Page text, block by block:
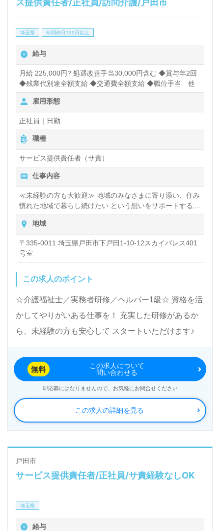
ス提供責任者/正社員/訪問介護/戸田市
埼玉県 年間休日120日以上
給与
月給 225,000円? 処遇改善手当30,000円含む ◆賞与年2回
◆残業代別途全額支給 ◆交通費全額支給 ◆職位手当 他
雇用形態
正社員｜日勤
職種
サービス提供責任者（サ責）
仕事内容
≪未経験の方も大歓迎≫ 地域のみなさまに寄り添い、住み
慣れた地域で暮らし続けたい という想いをサポートするお
仕事です。 仕事内容は多岐にわたりますが、資格を活かし
てチャレンジできる やりがいある仕事です。 フォローが
しっかりしているので安心して一歩踏み出してくださ
い！！ ◆コーディネーター業務 登録ヘルパーの皆さん
のシフト調整業務や、介護技術の指導や研修など をお願
ひとりの計画書作成業務をお願いします。 ◆介護業務
任せします。 事業所によって件数は異なりますが、お客
地域
〒335-0011 埼玉県戸田市下戸田1-10-12スカイパレス401
号室
この求人のポイント
☆介護福祉士／実務者研修／ヘルパー1級☆ 資格を活
かしてやりがいある仕事を！ 充実した研修があるか
ら、未経験の方も安心して スタートいただけます♪
この求人の詳細を見る
無料
この求人について
問い合わせる
即応募にはなりませんので、お気軽にお問合せください
戸田市
サービス提供責任者/正社員/サ責経験なしOK
埼玉県
給与